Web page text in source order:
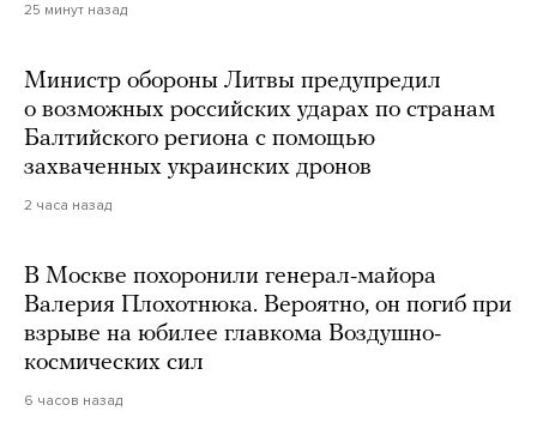
25 минут назад
Министр обороны Литвы предупредил
о возможных российских ударах по странам
Балтийского региона с помощью
захваченных украинских дронов
2 часа назад
В Москве похоронили генерал-майора
Валерия Плохотнюка. Вероятно, он погиб при
взрыве на юбилее главкома Воздушно-
космических сил
6 часов назад